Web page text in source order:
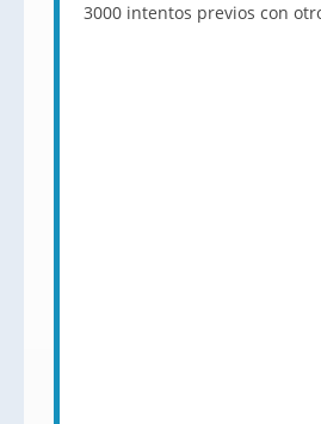
3000 intentos previos con